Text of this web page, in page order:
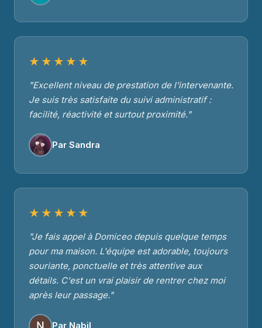
★★★★★
"Excellent niveau de prestation de l'intervenante.
Je suis très satisfaite du suivi administratif :
facilité, réactivité et surtout proximité."
Par Sandra
★★★★★
"Je fais appel à Domiceo depuis quelque temps
pour ma maison. L'équipe est adorable, toujours
souriante, ponctuelle et très attentive aux
détails. C'est un vrai plaisir de rentrer chez moi
après leur passage."
Par Nabil